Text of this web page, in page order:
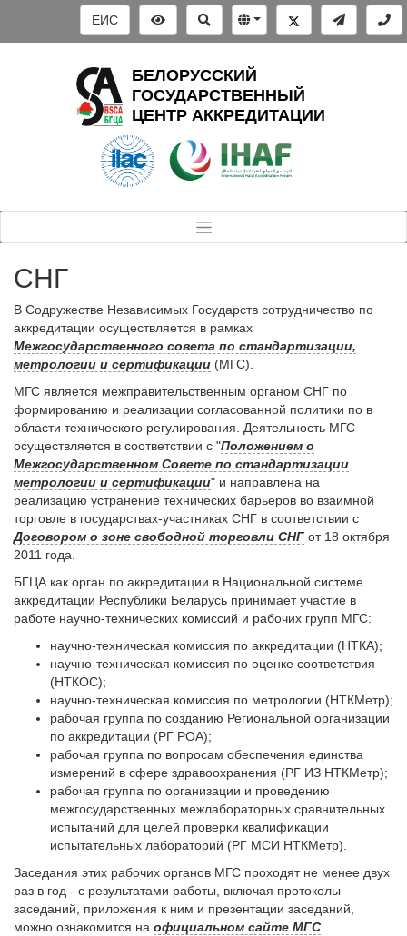
ЕИС
БЕЛОРУССКИЙ
ГОСУДАРСТВЕННЫЙ
ЦЕНТР АККРЕДИТАЦИИ
СНГ
В Содружестве Независимых Государств сотрудничество по
аккредитации осуществляется в рамках
Межгосударственного совета по стандартизации,
метрологии и сертификации (МГС).
МГС является межправительственным органом СНГ по
формированию и реализации согласованной политики по в
области технического регулирования. Деятельность МГС
осуществляется в соответствии с "Положением о
Межгосударственном Совете по стандартизации
метрологии и сертификации" и направлена на
реализацию устранение технических барьеров во взаимной
торговле в государствах-участниках СНГ в соответствии с
Договором о зоне свободной торговли СНГ от 18 октября
2011 года.
БГЦА как орган по аккредитации в Национальной системе
аккредитации Республики Беларусь принимает участие в
работе научно-технических комиссий и рабочих групп МГС:
научно-техническая комиссия по аккредитации (НТКА);
научно-техническая комиссия по оценке соответствия
(НТКОС);
научно-техническая комиссия по метрологии (НТКМетр);
рабочая группа по созданию Региональной организации
по аккредитации (РГ РОА);
рабочая группа по вопросам обеспечения единства
измерений в сфере здравоохранения (РГ ИЗ НТКМетр);
рабочая группа по организации и проведению
межгосударственных межлабораторных сравнительных
испытаний для целей проверки квалификации
испытательных лабораторий (РГ МСИ НТКМетр).
Заседания этих рабочих органов МГС проходят не менее двух
раз в год - с результатами работы, включая протоколы
заседаний, приложения к ним и презентации заседаний,
можно ознакомится на официальном сайте МГС